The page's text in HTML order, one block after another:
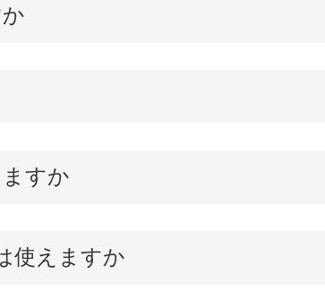
すか
使えますか